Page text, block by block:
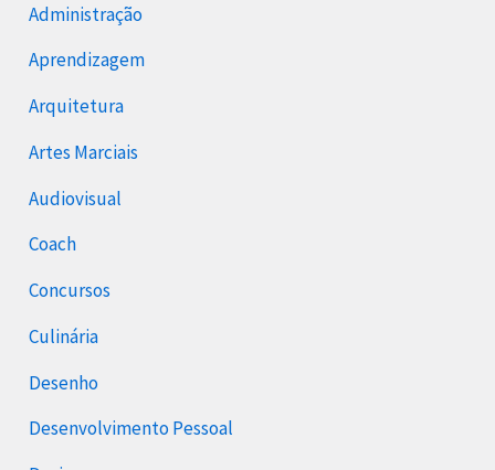
Administração
Aprendizagem
Arquitetura
Artes Marciais
Audiovisual
Coach
Concursos
Culinária
Desenho
Desenvolvimento Pessoal